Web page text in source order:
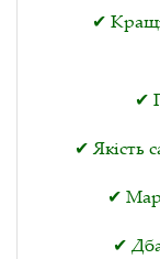
✔
✔
✔ Якість
✔
✔